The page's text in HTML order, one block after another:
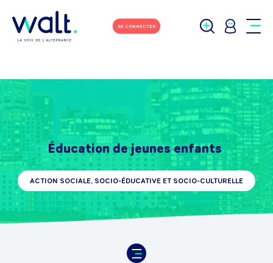
SE CONNECTER
Éducation de jeunes enfants
ACTION SOCIALE, SOCIO-ÉDUCATIVE ET SOCIO-CULTURELLE